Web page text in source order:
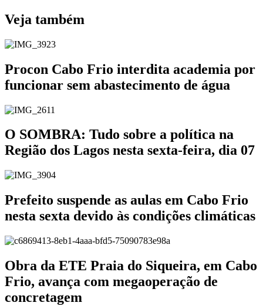
Veja também
Procon Cabo Frio interdita academia por
funcionar sem abastecimento de água
O SOMBRA: Tudo sobre a política na
Região dos Lagos nesta sexta-feira, dia 07
Prefeito suspende as aulas em Cabo Frio
nesta sexta devido às condições climáticas
Obra da ETE Praia do Siqueira, em Cabo
Frio, avança com megaoperação de
concretagem